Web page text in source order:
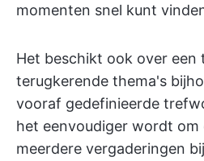
momenten snel kunt
Het beschikt ook over een
terugkerende thema's
vooraf gedefinieerde
het eenvoudiger wordt om
meerdere vergaderingen